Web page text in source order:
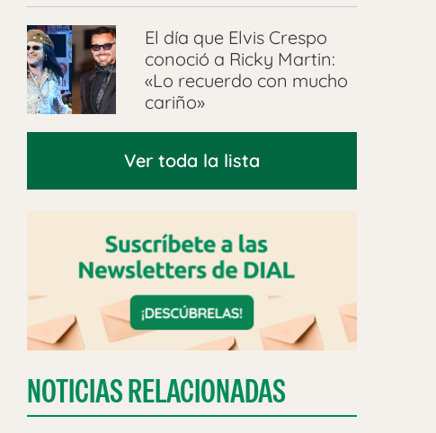
El día que Elvis Crespo
conoció a Ricky Martin:
«Lo recuerdo con mucho
cariño»
Ver toda la lista
NOTICIAS RELACIONADAS